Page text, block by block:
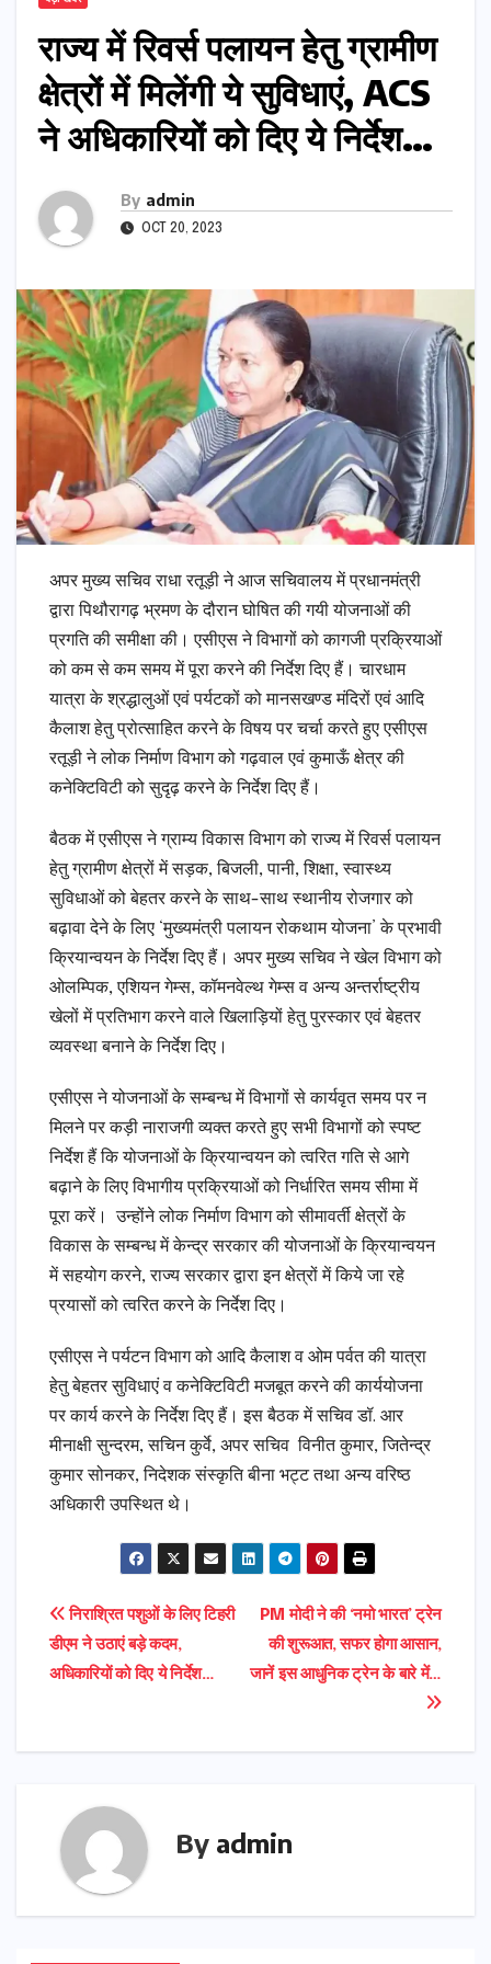
राज्य में रिवर्स पलायन हेतु ग्रामीण
क्षेत्रों में मिलेंगी ये सुविधाएं, ACS
ने अधिकारियों को दिए ये निर्देश…
By admin
OCT 20, 2023
अपर मुख्य सचिव राधा रतूड़ी ने आज सचिवालय में प्रधानमंत्री
द्वारा पिथौरागढ़ भ्रमण के दौरान घोषित की गयी योजनाओं की
प्रगति की समीक्षा की। एसीएस ने विभागों को कागजी प्रक्रियाओं
को कम से कम समय में पूरा करने की निर्देश दिए हैं। चारधाम
यात्रा के श्रद्धालुओं एवं पर्यटकों को मानसखण्ड मंदिरों एवं आदि
कैलाश हेतु प्रोत्साहित करने के विषय पर चर्चा करते हुए एसीएस
रतूड़ी ने लोक निर्माण विभाग को गढ़वाल एवं कुमाऊँ क्षेत्र की
कनेक्टिविटी को सुदृढ़ करने के निर्देश दिए हैं।
बैठक में एसीएस ने ग्राम्य विकास विभाग को राज्य में रिवर्स पलायन
हेतु ग्रामीण क्षेत्रों में सड़क, बिजली, पानी, शिक्षा, स्वास्थ्य
सुविधाओं को बेहतर करने के साथ-साथ स्थानीय रोजगार को
बढ़ावा देने के लिए ‘मुख्यमंत्री पलायन रोकथाम योजना’ के प्रभावी
क्रियान्वयन के निर्देश दिए हैं। अपर मुख्य सचिव ने खेल विभाग को
ओलम्पिक, एशियन गेम्स, कॉमनवेल्थ गेम्स व अन्य अन्तर्राष्ट्रीय
खेलों में प्रतिभाग करने वाले खिलाड़ियों हेतु पुरस्कार एवं बेहतर
व्यवस्था बनाने के निर्देश दिए।
एसीएस ने योजनाओं के सम्बन्ध में विभागों से कार्यवृत समय पर न
मिलने पर कड़ी नाराजगी व्यक्त करते हुए सभी विभागों को स्पष्ट
निर्देश हैं कि योजनाओं के क्रियान्वयन को त्वरित गति से आगे
बढ़ाने के लिए विभागीय प्रक्रियाओं को निर्धारित समय सीमा में
पूरा करें। उन्होंने लोक निर्माण विभाग को सीमावर्ती क्षेत्रों के
विकास के सम्बन्ध में केन्द्र सरकार की योजनाओं के क्रियान्वयन
में सहयोग करने, राज्य सरकार द्वारा इन क्षेत्रों में किये जा रहे
प्रयासों को त्वरित करने के निर्देश दिए।
एसीएस ने पर्यटन विभाग को आदि कैलाश व ओम पर्वत की यात्रा
हेतु बेहतर सुविधाएं व कनेक्टिविटी मजबूत करने की कार्ययोजना
पर कार्य करने के निर्देश दिए हैं। इस बैठक में सचिव डॉ. आर
मीनाक्षी सुन्दरम, सचिन कुर्वे, अपर सचिव विनीत कुमार, जितेन्द्र
कुमार सोनकर, निदेशक संस्कृति बीना भट्ट तथा अन्य वरिष्ठ
अधिकारी उपस्थित थे।
Post
navigation
PM मोदी ने की ‘नमो भारत’ ट्रेन
की शुरूआत, सफर होगा आसान,
जानें इस आधुनिक ट्रेन के बारे में…
निराश्रित पशुओं के लिए टिहरी
डीएम ने उठाएं बड़े कदम,
अधिकारियों को दिए ये निर्देश…
By admin